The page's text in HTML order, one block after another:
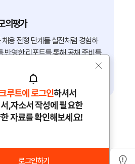
의평가
용 전형 단계를 실전처럼 경험하
반영한 리포트를 통해 공채 준비를
루트에 로그인하셔서
,자소서 작성에 필요한
자료를 확인해보세요!
로그인하기